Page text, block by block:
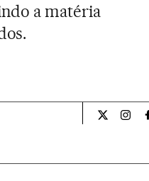
a matéria